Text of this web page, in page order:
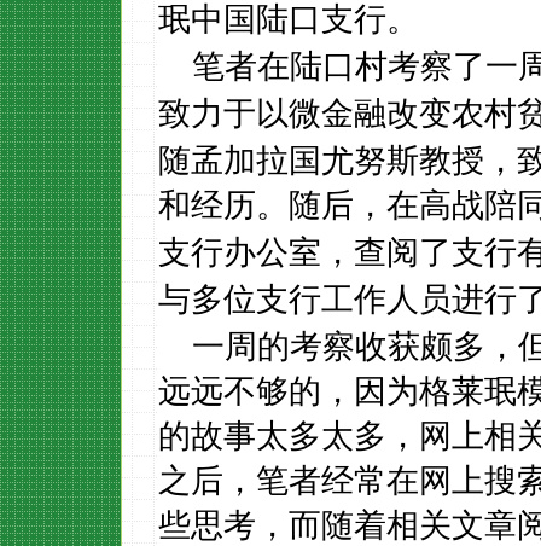
珉中国陆口支行。
笔者在陆口村考察了一
致力于以微金融改变农村
随孟加拉国尤努斯教授，
和经历。随后，在高战陪
支行办公室，查阅了 支行
与多位支行工作人员进行
一周的考察收获颇多，
远远不够的，因为格莱珉
的故事太多太多，网上相
之后 ， 笔者经常在网上搜
些思考 ，而随着相关文章